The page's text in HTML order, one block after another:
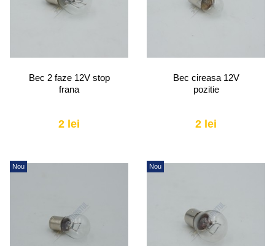
Bec 2 faze 12V stop
frana
2 lei
Bec cireasa 12V
pozitie
2 lei
Nou Nou